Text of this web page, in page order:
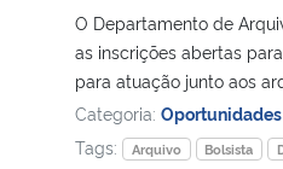
Banco Central do Brasil
O Departamento de
as inscrições abertas
para atuação junto aos
Categoria: Oportunidades
Tags:
Arquivo Bolsista